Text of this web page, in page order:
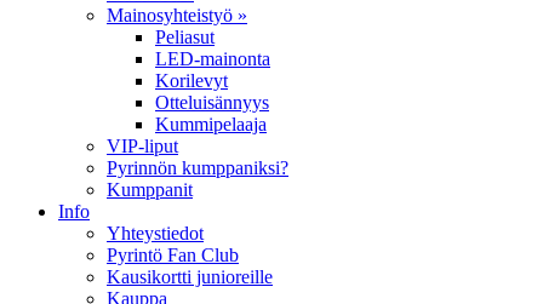
Mainosyhteistyö »
Peliasut
LED-mainonta
Korilevyt
Otteluisännyys
Kummipelaaja
VIP-liput
Pyrinnön kumppaniksi?
Kumppanit
Info
Yhteystiedot
Pyrintö Fan Club
Kausikortti junioreille
Kauppa